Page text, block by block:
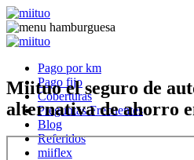
Pago por km
Pago fijo
Coberturas
Preguntas Frecuentes
Blog
Referidos
miiflex
Miituo el seguro de
alternativa de ahorro